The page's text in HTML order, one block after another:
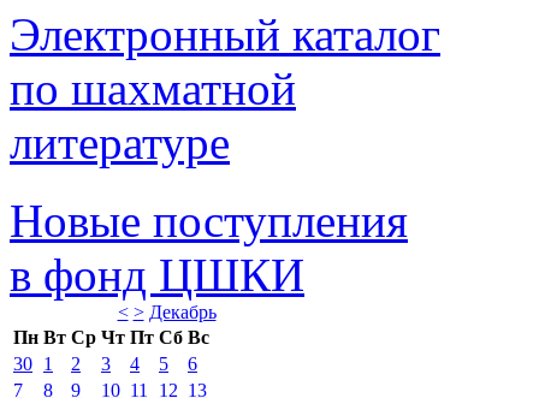
Электронный каталог
по шахматной
литературе
Новые поступления
в фонд ЦШКИ
< > Декабрь
Пн Вт Ср Чт Пт Сб Вс
30 1 2 3 4 5
6
7
8 9 10 11 12 13